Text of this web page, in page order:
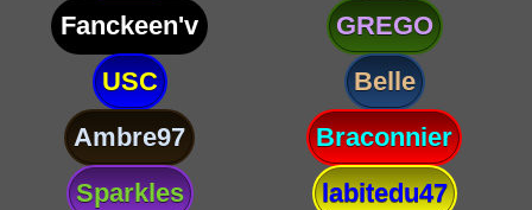
Fanckeen'v
GREGO
USC
Belle
Ambre97
Braconnier
Sparkles
labitedu47